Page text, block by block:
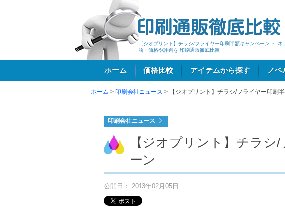
【ジオプリント】チラシ/フライヤー印刷半額キャンペーン ～ ネ
物・価格や評判を 印刷通販徹底比較
ホーム 価格比較 アイテムから探す ノベ
ホーム > 印刷会社ニュース > 【ジオプリント】チラシ/フライヤー印刷
印刷会社ニュース
【ジオプリント】チラ
ーン
公開日： 2013年02月05日